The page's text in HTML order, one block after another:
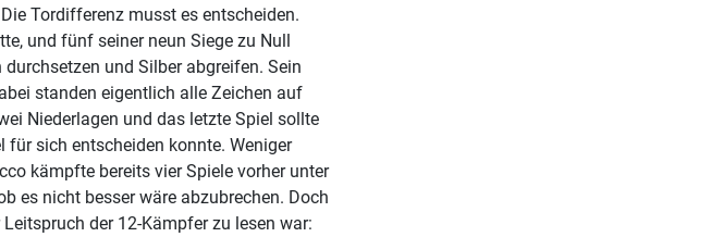
Tordifferenz musst es entscheiden.
und fünf seiner neun Siege zu Null
und Silber abgreifen. Sein
standen eigentlich alle Zeichen auf
Niederlagen und das letzte Spiel sollte
für sich entscheiden konnte. Weniger
kämpfte bereits vier Spiele vorher unter
es nicht besser wäre abzubrechen. Doch
der 12-Kämpfer zu lesen war: